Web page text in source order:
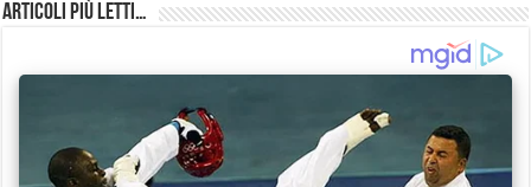
Articoli più Letti…